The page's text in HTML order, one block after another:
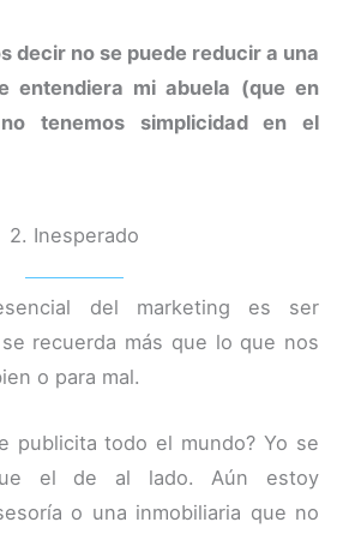
decir no se puede reducir a una
entendiera mi abuela (que en
tenemos simplicidad en el
2. Inesperado
del marketing es ser
recuerda más que lo que nos
o para mal.
publicita todo el mundo? Yo se
el de al lado. Aún estoy
o una inmobiliaria que no